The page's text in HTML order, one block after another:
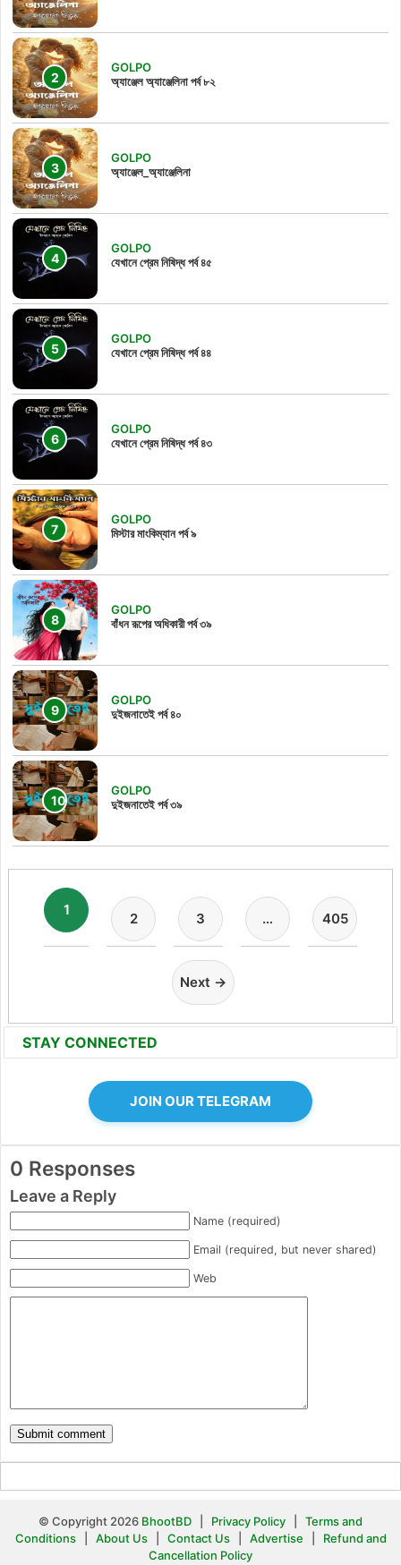
GOLPO
অ্যাঞ্জেল অ্যাঞ্জেলিনা পর্ব ৮২
GOLPO
অ্যাঞ্জেল_অ্যাঞ্জেলিনা
GOLPO
যেখানে প্রেম নিষিদ্ধ পর্ব ৪৫
GOLPO
যেখানে প্রেম নিষিদ্ধ পর্ব ৪৪
GOLPO
যেখানে প্রেম নিষিদ্ধ পর্ব ৪৩
GOLPO
মিস্টার মাংকিম্যান পর্ব ৯
GOLPO
বাঁধন রূপের অধিকারী পর্ব ৩৯
GOLPO
দুইজনাতেই পর্ব ৪০
GOLPO
দুইজনাতেই পর্ব ৩৯
1
2 3 … 405
Next →
STAY CONNECTED
JOIN OUR TELEGRAM
0 Responses
Leave a Reply
Name (required)
Email (required, but never shared)
Web
© Copyright 2026 BhootBD Privacy Policy
Terms and
Conditions
About Us| Contact Us| Advertise
Refund and
Cancellation Policy